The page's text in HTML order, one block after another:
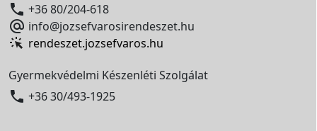
 +36 80/204-618
 info@jozsefvarosirendeszet.hu
rendeszet.jozsefvaros.hu
Gyermekvédelmi Készenléti Szolgálat
 +36 30/493-1925